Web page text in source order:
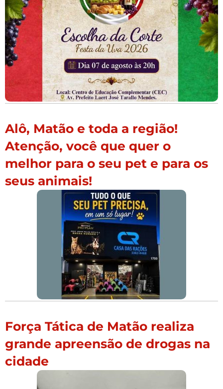
Alô, Matão e toda a região!
Atenção, você que quer o
melhor para o seu pet e para os
seus animais!
Força Tática de Matão realiza
grande apreensão de drogas na
cidade